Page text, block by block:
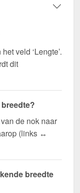
veld ‘Lengte’.
dit
de nok naar
(links ↔
breedte